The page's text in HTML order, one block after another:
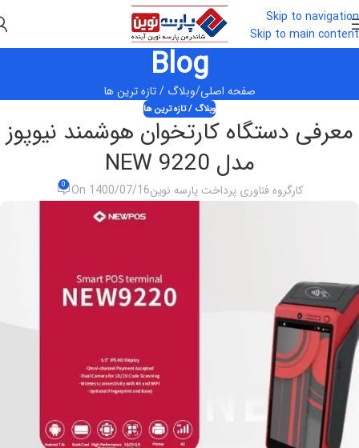
Skip to navigation
Skip to main content
Blog
صفحه اصلی وبلاگ / تازه ترین ها
وبلاگ / تازه ترین ها
معرفی دستگاه کارتخوان هوشمند نیوپوز
مدل NEW 9220
کارگروه فناوری پرداخت پارسه نوینOn 1400/07/16
0